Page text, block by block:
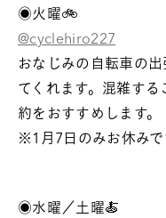
◉火曜🚲
@cyclehiro227
おなじみの自転車の
てくれます。混雑す
約をおすすめします。
※1月7日のみお休みで
◉水曜／土曜🍝